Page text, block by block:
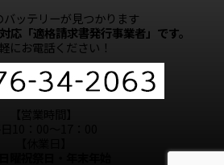
バッテリーが見つかります
応「適格請求書発行事業者」です。
にお電話ください！